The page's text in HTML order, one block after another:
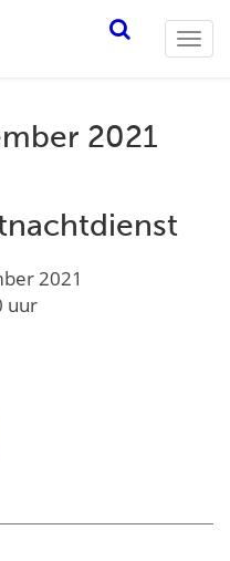
2021
2021
uur